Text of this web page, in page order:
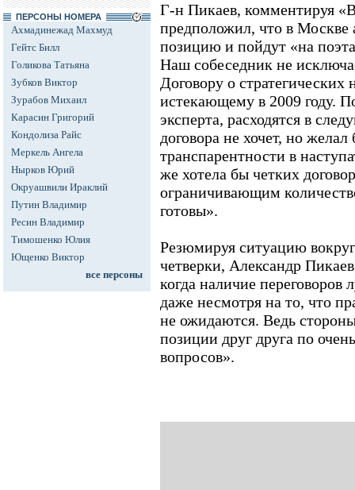
ПЕРСОНЫ НОМЕРА
Ахмадинежад Махмуд
Гейтс Билл
Голикова Татьяна
Зубков Виктор
Зурабов Михаил
Карасин Григорий
Кондолиза Райс
Меркель Ангела
Нырков Юрий
Окруашвили Ираклий
Путин Владимир
Ресин Владимир
Тимошенко Юлия
Ющенко Виктор
все персоны
Г-н Пикаев, комментируя
предположил, что в Москве
позицию и пойдут «на
Наш собеседник не
Договору о
истекающему в 2009 году.
эксперта, расходятся в
договора не хочет, но
транспарентности в
же хотела бы четких
ограничивающим
готовы».
Резюмируя ситуацию
четверки, Александр
когда наличие переговоров
даже несмотря на то, что
не ожидаются. Ведь
позиции друг друга по
вопросов».